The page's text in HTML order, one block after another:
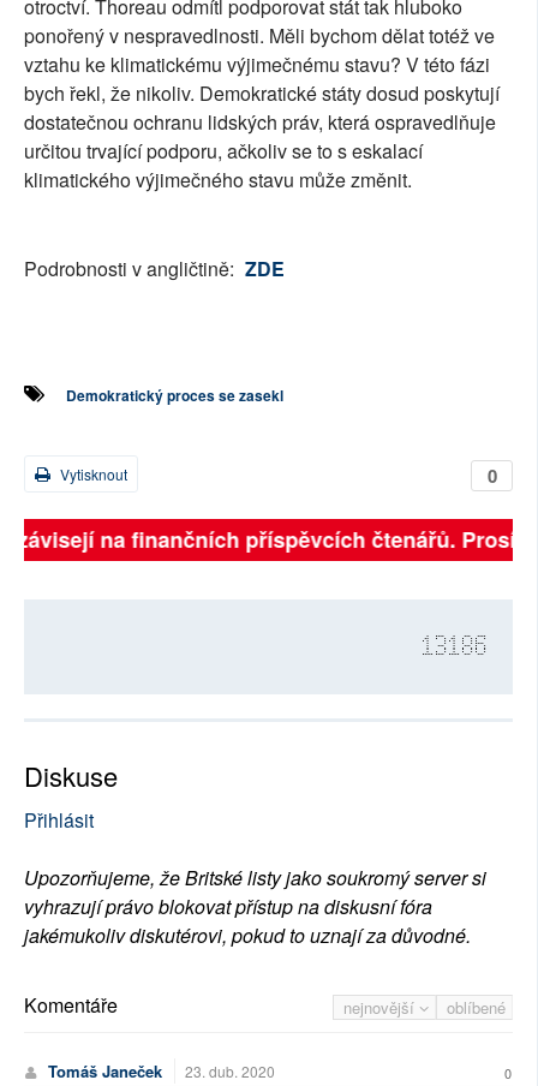
otroctví. Thoreau odmítl podporovat stát tak hluboko
ponořený v nespravedlnosti. Měli bychom dělat totéž ve
vztahu ke klimatickému výjimečnému stavu? V této fázi
bych řekl, že nikoliv. Demokratické státy dosud poskytují
dostatečnou ochranu lidských práv, která ospravedlňuje
určitou trvající podporu, ačkoliv se to s eskalací
klimatického výjimečného stavu může změnit.
Podrobnosti v angličtině: ZDE
Demokratický proces se zasekl
0
Vytisknout
na finančních příspěvcích čtenářů.
13186
Diskuse
Přihlásit
Upozorňujeme, že Britské listy jako soukromý server si
vyhrazují právo blokovat přístup na diskusní fóra
jakémukoliv diskutérovi, pokud to uznají za důvodné.
nejnovější oblíbené
Komentáře
Tomáš Janeček 23. dub. 2020 0